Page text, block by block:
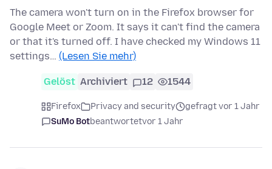
The camera won't turn on in the Firefox browser for
Google Meet or Zoom. It says it can't find the camera
or that it's turned off. I have checked my Windows 11
settings… (Lesen Sie mehr)
Gelöst Archiviert 12 1544
Firefox Privacy and security
gefragt vor 1 Jahr
SuMo Botbeantwortetvor 1 Jahr